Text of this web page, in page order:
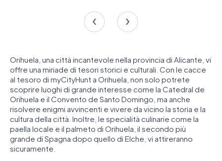
Orihuela, una città incantevole nella provincia di Alicante, vi
offre una miriade di tesori storici e culturali. Con le cacce
al tesoro di myCityHunt a Orihuela, non solo potrete
scoprire luoghi di grande interesse come la Catedral de
Orihuela e il Convento de Santo Domingo, ma anche
risolvere enigmi avvincenti e vivere da vicino la storia e la
cultura della città. Inoltre, le specialità culinarie come la
paella locale e il palmeto di Orihuela, il secondo più
grande di Spagna dopo quello di Elche, vi attireranno
sicuramente.